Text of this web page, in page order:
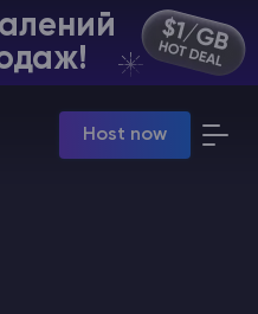
Host now